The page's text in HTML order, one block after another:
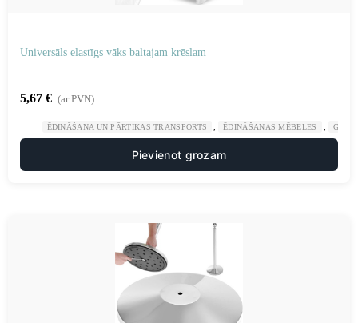
Universāls elastīgs vāks baltajam krēslam
5,67 € (ar PVN)
ĒDINĀŠANA UN PĀRTIKAS TRANSPORTS ĒDINĀŠANAS MĒBELES
Pievienot grozam